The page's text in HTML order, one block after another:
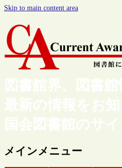
Skip to main content area
図書館界、図書
最新の情報をお
国会図書館のサイ
メインメニュー